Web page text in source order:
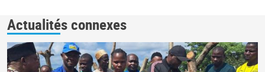
Actualités connexes